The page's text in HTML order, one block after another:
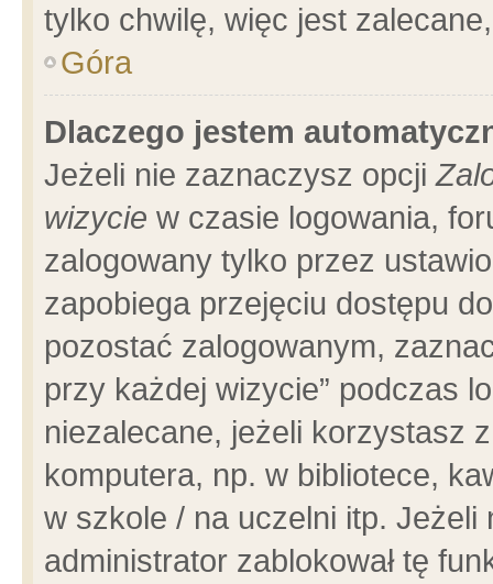
tylko chwilę, więc jest
Góra
Dlaczego jestem
Jeżeli nie zaznaczysz opcji
wizycie w czasie logowania,
zalogowany tylko przez
zapobiega przejęciu dostępu
pozostać zalogowanym,
przy każdej wizycie” podczas
niezalecane, jeżeli korzystasz
komputera, np. w bibliotece,
w szkole / na uczelni itp.
administrator zablokował tę